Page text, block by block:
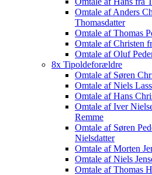
Omtale af Anders
Thomasdatter
Omtale af Thomas
Omtale af Christen
Omtale af Oluf
8x Tipoldeforældre
Omtale af Søren
Omtale af Niels
Omtale af Hans
Omtale af Iver
Remme
Omtale af Søren
Nielsdatter
Omtale af Morten
Omtale af Niels
Omtale af Thomas